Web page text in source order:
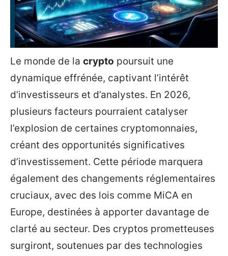
Le monde de la crypto poursuit une
dynamique effrénée, captivant l’intérêt
d’investisseurs et d’analystes. En 2026,
plusieurs facteurs pourraient catalyser
l’explosion de certaines cryptomonnaies,
créant des opportunités significatives
d’investissement. Cette période marquera
également des changements réglementaires
cruciaux, avec des lois comme MiCA en
Europe, destinées à apporter davantage de
clarté au secteur. Des cryptos prometteuses
surgiront, soutenues par des technologies